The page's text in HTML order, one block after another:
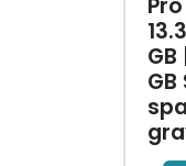
GB
GB